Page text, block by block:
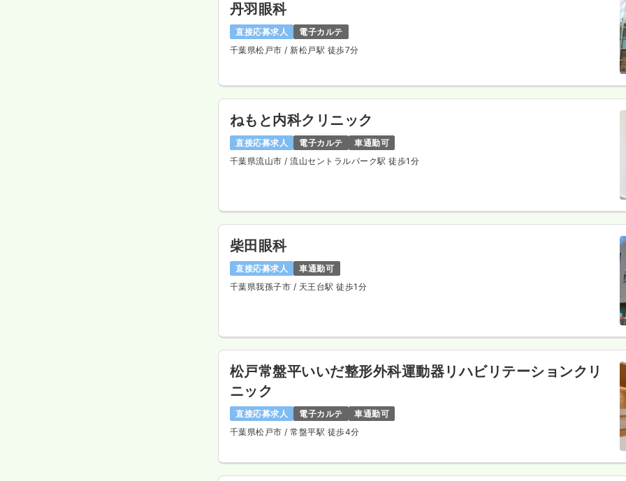
丹羽眼科
直接応募求人
電子カルテ
千葉県松戸市 / 新松戸駅 徒歩7分
ねもと内科クリニック
直接応募求人 電子カルテ
車通勤可
千葉県流山市 / 流山セントラルパーク駅 徒歩1分
柴田眼科
直接応募求人
車通勤可
千葉県我孫子市 / 天王台駅 徒歩1分
松戸常盤平いいだ整形外科運動器リハビリテーションクリ
ニック
直接応募求人 電子カルテ
車通勤可
千葉県松戸市 / 常盤平駅 徒歩4分